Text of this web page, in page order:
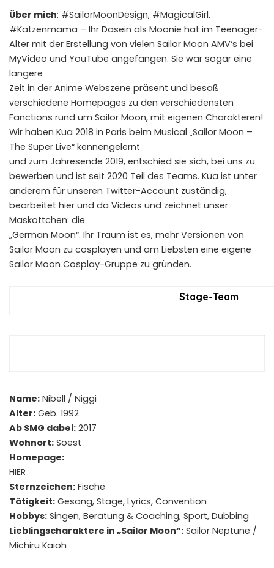
Über mich: #SailorMoonDesign, #MagicalGirl,
#Katzenmama – Ihr Dasein als Moonie hat im Teenager-
Alter mit der Erstellung von vielen Sailor Moon AMV‘s bei
MyVideo und YouTube angefangen. Sie war sogar eine
längere
Zeit in der Anime Webszene präsent und besaß
verschiedene Homepages zu den verschiedensten
Fanctions rund um Sailor Moon, mit eigenen Charakteren!
Wir haben Kua 2018 in Paris beim Musical „Sailor Moon –
The Super Live“ kennengelernt
und zum Jahresende 2019, entschied sie sich, bei uns zu
bewerben und ist seit 2020 Teil des Teams. Kua ist unter
anderem für unseren Twitter-Account zuständig,
bearbeitet hier und da Videos und zeichnet unser
Maskottchen: die
„German Moon“. Ihr Traum ist es, mehr Versionen von
Sailor Moon zu cosplayen und am Liebsten eine eigene
Sailor Moon Cosplay-Gruppe zu gründen.
Stage-Team
Name: Nibell / Niggi
Alter: Geb. 1992
Ab SMG dabei: 2017
Wohnort: Soest
Homepage:
HIER
Sternzeichen: Fische
Tätigkeit: Gesang, Stage, Lyrics, Convention
Hobbys: Singen, Beratung & Coaching, Sport, Dubbing
Lieblingscharaktere in „Sailor Moon“: Sailor Neptune /
Michiru Kaioh